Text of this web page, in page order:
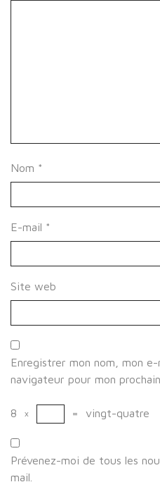
Nom *
E-mail *
Site web
Enregistrer mon nom, mon
navigateur pour mon
8 × = vingt-quatre
Prévenez-moi de tous les
mail.